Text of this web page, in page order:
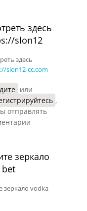
здесь
slon12
здесь
slon12-cc.com
или
,
отправлять
зеркало
bet
зеркало vodka